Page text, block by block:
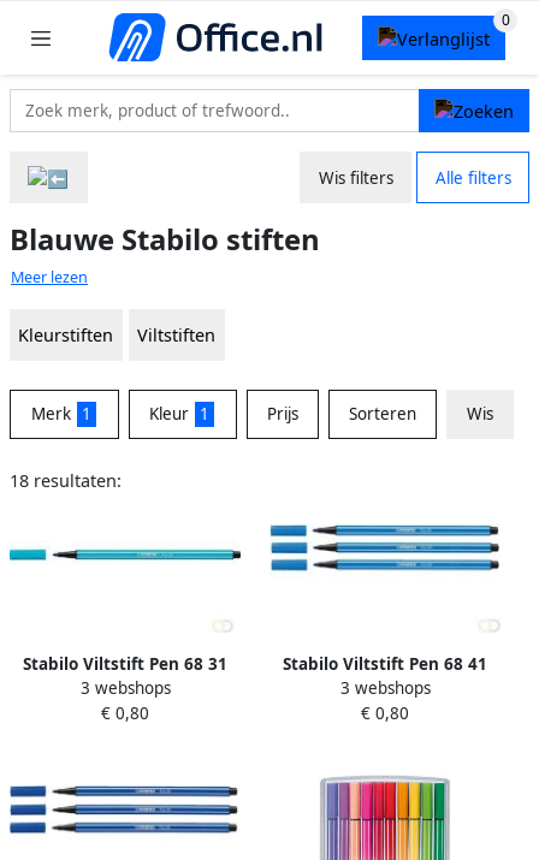
Wis filters Alle filters
Blauwe Stabilo stiften
Meer lezen
Kleurstiften Viltstiften
Merk 1 Kleur 1 Prijs Sorteren Wis
18 resultaten:
Stabilo Viltstift Pen 68 31
medium lichtblauw
3 webshops
€ 0,80
Stabilo Viltstift Pen 68 41
medium ultramarijn blauw
3 webshops
€ 0,80